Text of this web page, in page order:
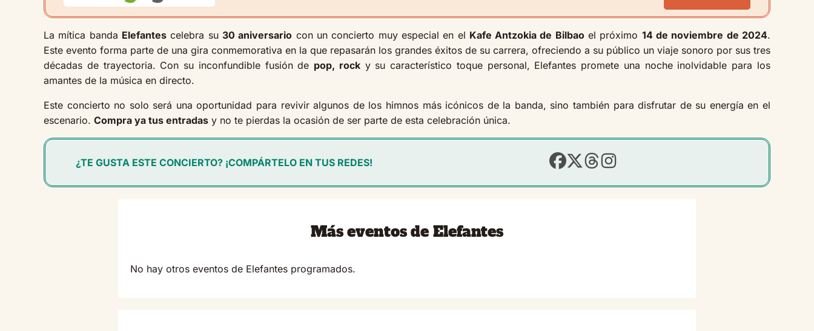
La mítica banda Elefantescelebra su 30 aniversario con un concierto muy especial en el Kafe Antzokia de Bilbaoel próximo 14 de noviembre de 2024.
Este evento forma parte de una gira conmemorativa en la que repasarán los grandes éxitos de su carrera, ofreciendo a su público un viaje sonoro por sus tres
décadas de trayectoria. Con su inconfundible fusión de pop, rocky su característico toque personal, Elefantes promete una noche inolvidable para los
amantes de la música en directo.
Este concierto no solo será una oportunidad para revivir algunos de los himnos más icónicos de la banda, sino también para disfrutar de su energía en el
escenario. Compra ya tus entradas y no te pierdas la ocasión de ser parte de esta celebración única.
¿TE GUSTA ESTE CONCIERTO? ¡COMPÁRTELO EN TUS REDES!
Más eventos de Elefantes
No hay otros eventos de Elefantes programados.